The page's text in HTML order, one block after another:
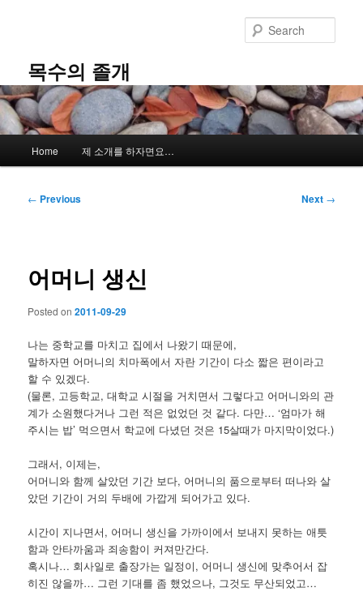
content목수의 졸개
Home 제 소개를 하자면요…
Post
← Previous Next →
어머니 생신
Posted on2011-09-29
나는 중학교를 마치고 집에서 나왔기 때문에,
말하자면 어머니의 치마폭에서 자란 기간이 다소 짧은 편이라고
할 수 있겠다.
(물론, 고등학교, 대학교 시절을 거치면서 그렇다고 어머니와의 관
계가 소원했다거나 그런 적은 없었던 것 같다. 다만… ‘엄마가 해
주시는 밥’ 먹으면서 학교에 다녔던 것은 15살때가 마지막이었다.)
그래서, 이제는,
어머니와 함께 살았던 기간 보다, 어머니의 품으로부터 떠나와 살
았던 기간이 거의 두배에 가깝게 되어가고 있다.
시간이 지나면서, 어머니 생신을 가까이에서 보내지 못하는 애틋
함과 안타까움과 죄송함이 커져만간다.
혹시나… 회사일로 출장가는 일정이, 어머니 생신에 맞추어서 잡
히진 않을까… 그런 기대를 좀 했었으나, 그것도 무산되었고…